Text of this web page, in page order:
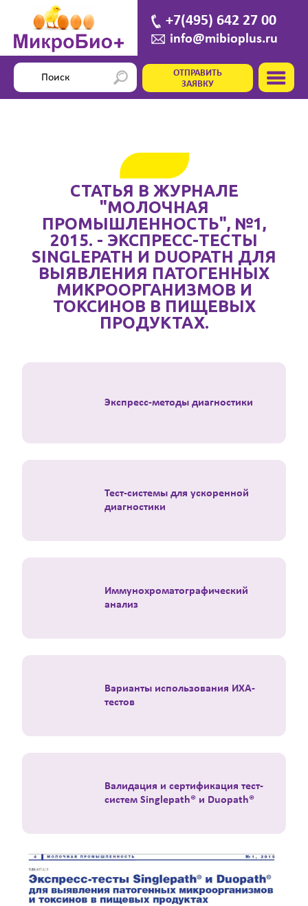
+7(495) 642 27 00
info@mibioplus.ru
ОТПРАВИТЬ
ЗАЯВКУ
СТАТЬЯ В ЖУРНАЛЕ
"МОЛОЧНАЯ
ПРОМЫШЛЕННОСТЬ", №1,
2015. - ЭКСПРЕСС-ТЕСТЫ
SINGLEPATH И DUOPATH ДЛЯ
ВЫЯВЛЕНИЯ ПАТОГЕННЫХ
МИКРООРГАНИЗМОВ И
ТОКСИНОВ В ПИЩЕВЫХ
ПРОДУКТАХ.
Экспресс-методы диагностики
Тест-системы для ускоренной
диагностики
Иммунохроматографический
анализ
Варианты использования ИХА-
тестов
Валидация и сертификация тест-
систем Singlepath® и Duopath®